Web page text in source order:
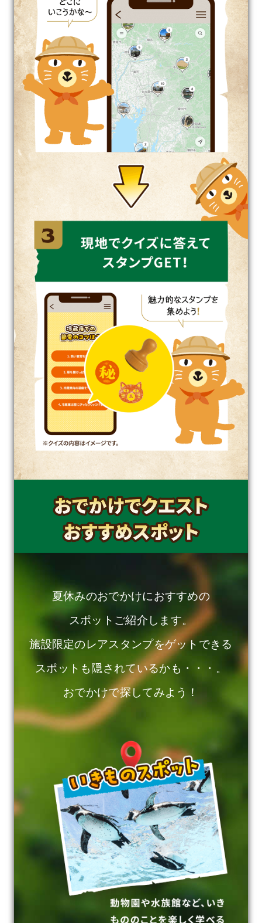
夏休みのおでかけにおすすめの
スポットご紹介します。
施設限定のレアスタンプをゲットできる
スポットも隠されているかも・・・。
おでかけで探してみよう！